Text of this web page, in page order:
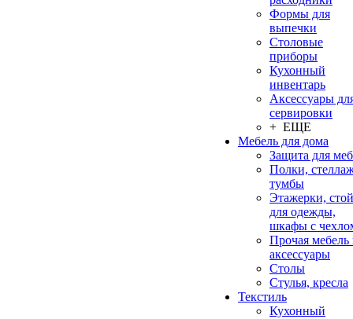
Формы для
выпечки
Столовые
приборы
Кухонный
инвентарь
Аксессуары
сервировки
+ ЕЩЕ
Мебель для дома
Защита для
Полки,
тумбы
Этажерки,
для одежды,
шкафы с
Прочая мебель
аксессуары
Столы
Стулья, кресла
Текстиль
Кухонный